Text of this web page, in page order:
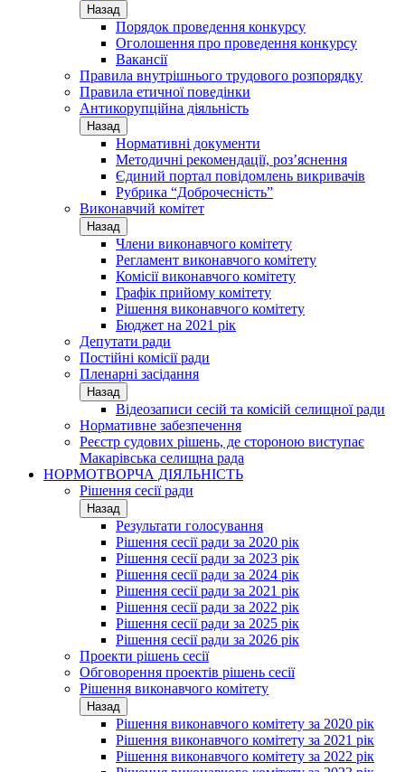
Назад
Порядок проведення конкурсу
Оголошення про проведення конкурсу
Вакансії
Правила внутрішнього трудового розпорядку
Правила етичної поведінки
Антикорупційна діяльність
Назад
Нормативні документи
Методичні рекомендації, роз’яснення
Єдиний портал повідомлень викривачів
Рубрика “Доброчесність”
Виконавчий комітет
Назад
Члени виконавчого комітету
Регламент виконавчого комітету
Комісії виконавчого комітету
Графік прийому комітету
Рішення виконавчого комітету
Бюджет на 2021 рік
Депутати ради
Постійні комісії ради
Пленарні засідання
Назад
Відеозаписи сесій та комісій селищної ради
Нормативне забезпечення
Реєстр судових рішень, де стороною виступає
Макарівська селищна рада
НОРМОТВОРЧА ДІЯЛЬНІСТЬ
Рішення сесії ради
Назад
Результати голосування
Рішення сесії ради за 2020 рік
Рішення сесії ради за 2023 рік
Рішення сесії ради за 2024 рік
Рішення сесії ради за 2021 рік
Рішення сесії ради за 2022 рік
Рішення сесії ради за 2025 рік
Рішення сесії ради за 2026 рік
Проекти рішень сесії
Обговорення проектів рішень сесії
Рішення виконавчого комітету
Назад
Рішення виконавчого комітету за 2020 рік
Рішення виконавчого комітету за 2021 рік
Рішення виконавчого комітету за 2022 рік